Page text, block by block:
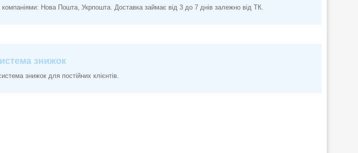
Нова Пошта, Укрпошта. Доставка займає від 3 до 7 днів залежно від ТК.
знижок
знижок для постійних клієнтів.